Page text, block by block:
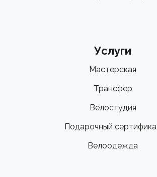
Услуги
Мастерская
Трансфер
Велостудия
Подарочный
Велоодежда